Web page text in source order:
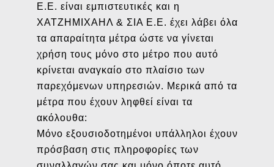
Ε.Ε. είναι εμπιστευτικές και η
ΧΑΤΖΗΜΙΧΑΗΛ & ΣΙΑ Ε.Ε. έχει λάβει όλα
τα απαραίτητα μέτρα ώστε να γίνεται
χρήση τους μόνο στο μέτρο που αυτό
κρίνεται αναγκαίο στο πλαίσιο των
παρεχόμενων υπηρεσιών. Μερικά από τα
μέτρα που έχουν ληφθεί είναι τα
ακόλουθα:
Μόνο εξουσιοδοτημένοι υπάλληλοι έχουν
πρόσβαση στις πληροφορίες των